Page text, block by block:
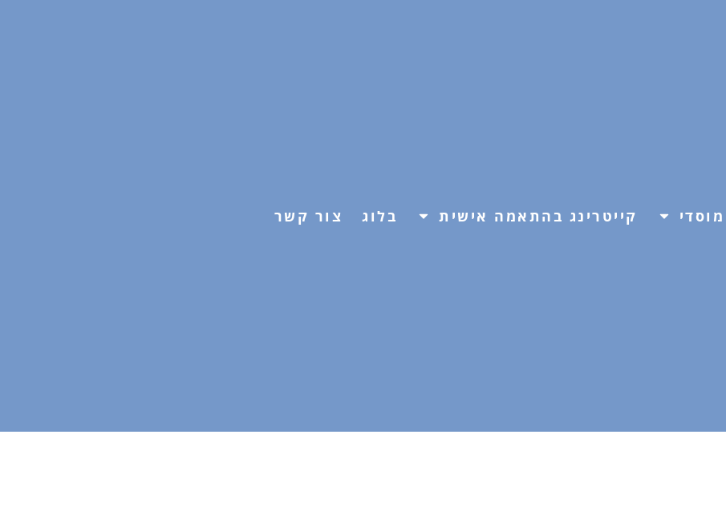
קייטרינג בהתאמה אישית בלוג צור קשר